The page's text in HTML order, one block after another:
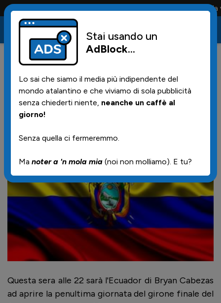
Conta solo la maglia e solo i tifosi la portano tutta la
08/02/2017 | 10.40
Stasera Cabezas : diretta
streaming
Questa sera alle 22 sarà l'Ecuador di Bryan Cabezas
ad aprire la penultima giornata del girone finale del
Stai usando un
AdBlock...
Lo sai che siamo il media più indipendente del
mondo atalantino e che viviamo di sola pubblicità
senza chiederti niente, neanche un caffè al
giorno!
Senza quella ci fermeremmo.
Ma noter a 'n mola mia (noi non molliamo). E tu?